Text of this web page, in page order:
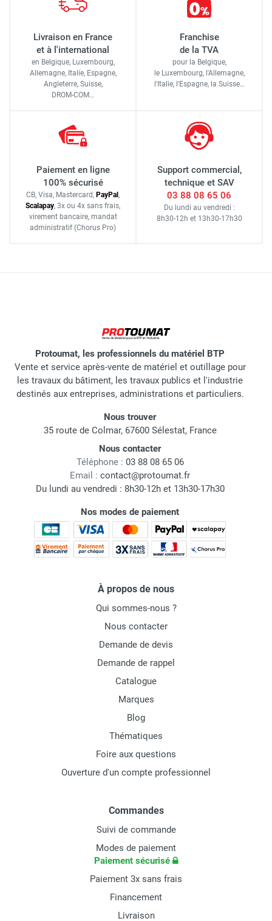
Livraison en France
et à l'international
en Belgique, Luxembourg,
Allemagne, Italie, Espagne,
Angleterre, Suisse,
DROM-COM…
Franchise
de la TVA
pour la Belgique,
le Luxembourg, l'Allemagne,
l'Italie, l'Espagne, la Suisse…
Paiement en ligne
100% sécurisé
CB, Visa, Mastercard, PayPal ,
Scalapay, 3x ou 4x sans frais,
virement bancaire, mandat
administratif (Chorus Pro)
Support commercial,
technique et SAV
03 88 08 65 06
Du lundi au vendredi :
8h30-12h et 13h30-17h30
Protoumat, les professionnels du matériel BTP
Vente et service après-vente de matériel et outillage pour
les travaux du bâtiment, les travaux publics et l'industrie
destinés aux entreprises, administrations et particuliers.
Nous trouver
35 route de Colmar, 67600 Sélestat, France
Nous contacter
Téléphone : 03 88 08 65 06
Email : contact@protoumat.fr
Du lundi au vendredi : 8h30-12h et 13h30-17h30
Nos modes de paiement
À propos de nous
Qui sommes-nous ?
Nous contacter
Demande de devis
Demande de rappel
Catalogue
Marques
Blog
Thématiques
Foire aux questions
Ouverture d'un compte professionnel
Commandes
Suivi de commande
Modes de paiement
Paiement sécurisé
Paiement 3x sans frais
Financement
Livraison